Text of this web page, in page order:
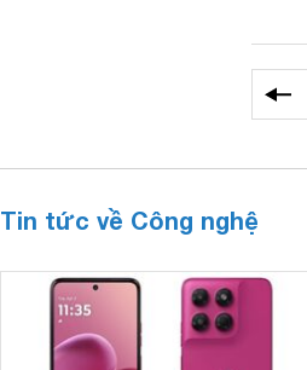
Tin tức về Công nghệ